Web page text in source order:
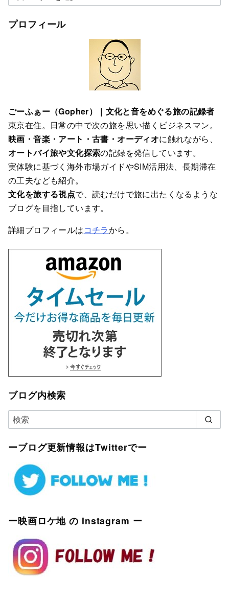
テ
ゴ
プロフィール
ごーふぁー（Gopher）｜文化と音をめぐる旅の記録者
東京在住。日常の中で次の旅を思い描くビジネスマン。
映画・音楽・アート・古書・オーディオに触れながら、
オートバイ旅や文化探索の記録を発信しています。
実体験に基づく海外市場ガイドやSIM活用法、長期滞在
の工夫なども紹介。
文化を旅する視点で、読むだけで旅に出たくなるような
ブログを目指しています。
詳細プロフィールはコチラから。
ブログ内検索
ーブログ更新情報はTwitterでー
ー映画ロケ地 の Instagram ー